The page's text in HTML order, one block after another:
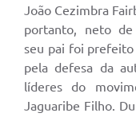
João Cezimbra
portanto, neto de
seu pai foi
pela defesa da
líderes do
Jaguaribe Filho.